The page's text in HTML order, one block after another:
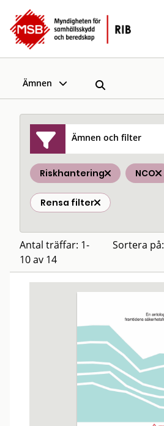
Ämnen
Ämnen och filter
Riskhantering NCO
Rensa filter
Antal träffar: 1-
10 av 14
Sortera på: